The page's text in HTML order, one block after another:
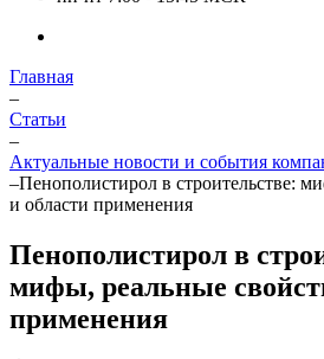
Главная
–
Статьи
–
Актуальные новости и события
–Пенополистирол в строительстве:
и области применения
Пенополистирол в
мифы, реальные
применения